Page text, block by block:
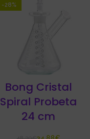
-28%
Bong Cristal
Spiral Probeta
24 cm